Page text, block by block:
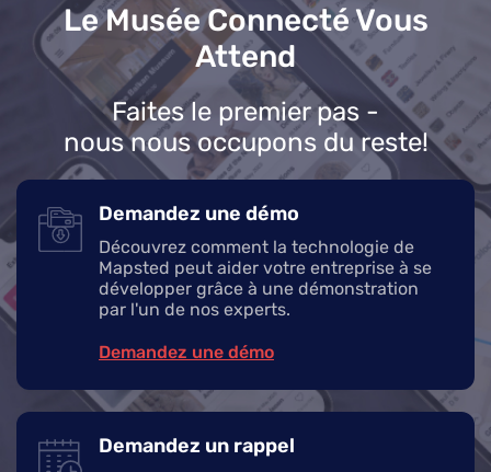
Le Musée Connecté Vous
Attend
Faites le premier pas -
nous nous occupons du reste!
Demandez une démo
Découvrez comment la technologie de
Mapsted peut aider votre entreprise à se
développer grâce à une démonstration
par l'un de nos experts.
Demandez une démo
Demandez un rappel